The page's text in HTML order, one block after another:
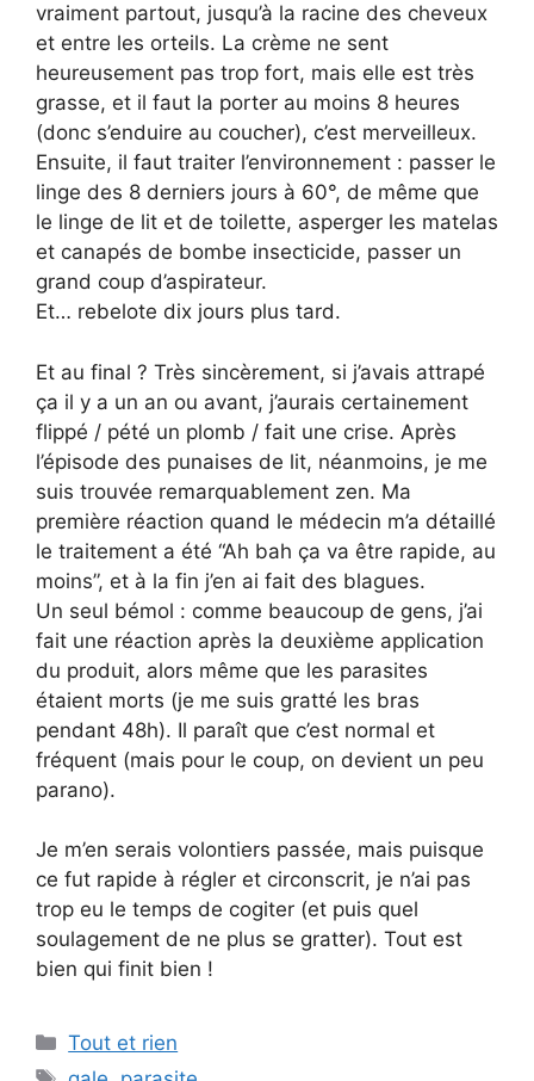
vraiment partout, jusqu’à la racine des cheveux
et entre les orteils. La crème ne sent
heureusement pas trop fort, mais elle est très
grasse, et il faut la porter au moins 8 heures
(donc s’enduire au coucher), c’est merveilleux.
Ensuite, il faut traiter l’environnement : passer le
linge des 8 derniers jours à 60°, de même que
le linge de lit et de toilette, asperger les matelas
et canapés de bombe insecticide, passer un
grand coup d’aspirateur.
Et… rebelote dix jours plus tard.
Et au final ? Très sincèrement, si j’avais attrapé
ça il y a un an ou avant, j’aurais certainement
flippé / pété un plomb / fait une crise. Après
l’épisode des punaises de lit, néanmoins, je me
suis trouvée remarquablement zen. Ma
première réaction quand le médecin m’a détaillé
le traitement a été “Ah bah ça va être rapide, au
moins”, et à la fin j’en ai fait des blagues.
Un seul bémol : comme beaucoup de gens, j’ai
fait une réaction après la deuxième application
du produit, alors même que les parasites
étaient morts (je me suis gratté les bras
pendant 48h). Il paraît que c’est normal et
fréquent (mais pour le coup, on devient un peu
parano).
Je m’en serais volontiers passée, mais puisque
ce fut rapide à régler et circonscrit, je n’ai pas
trop eu le temps de cogiter (et puis quel
soulagement de ne plus se gratter). Tout est
bien qui finit bien !
Categories
Tout et rien
Tags